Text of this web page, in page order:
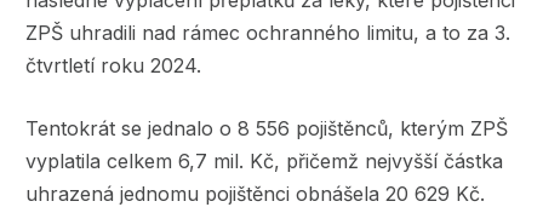
ZPŠ uhradili nad rámec ochranného limitu, a to za 3.
čtvrtletí roku 2024.
Tentokrát se jednalo o 8 556 pojištěnců, kterým ZPŠ
vyplatila celkem 6,7 mil. Kč, přičemž nejvyšší částka
uhrazená jednomu pojištěnci obnášela 20 629 Kč.